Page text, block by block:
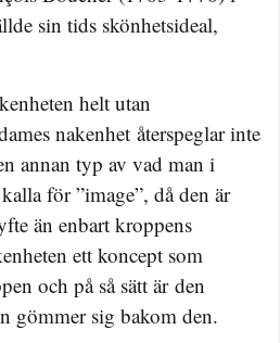
sin tids skönhetsideal,
helt utan
nakenhet återspeglar inte
annan typ av vad man i
för ”image”, då den är
än enbart kroppens
ett koncept som
och på så sätt är den
gömmer sig bakom den.